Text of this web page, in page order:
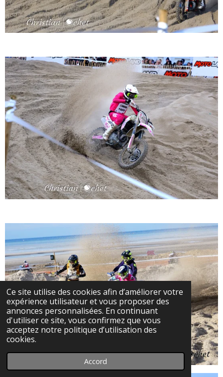
Ce site utilise des cookies afin d’améliorer votre
expérience utilisateur et vous proposer des
annonces personnalisées. En continuant
d'utiliser ce site, vous confirmez que vous
acceptez notre politique d’utilisation des
cookies.
Accord